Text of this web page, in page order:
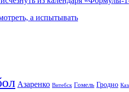
а испытывать
Азаренко Витебск Гомель Гродно